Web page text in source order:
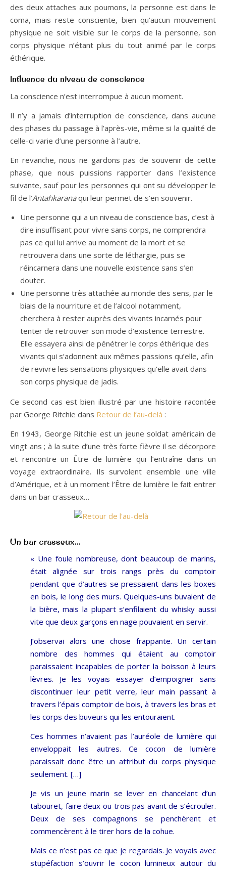
des deux attaches aux poumons, la personne est dans le
coma, mais reste consciente, bien qu’aucun mouvement
physique ne soit visible sur le corps de la personne, son
corps physique n’étant plus du tout animé par le corps
éthérique.
Influence du niveau de conscience
La conscience n’est interrompue à aucun moment.
Il n’y a jamais d’interruption de conscience, dans aucune
des phases du passage à l’après-vie, même si la qualité de
celle-ci varie d’une personne à l’autre.
En revanche, nous ne gardons pas de souvenir de cette
phase, que nous puissions rapporter dans l’existence
suivante, sauf pour les personnes qui ont su développer le
fil de l’Antahkaranaqui leur permet de s’en souvenir.
Une personne qui a un niveau de conscience bas, c’est à
dire insuffisant pour vivre sans corps, ne comprendra
pas ce qui lui arrive au moment de la mort et se
retrouvera dans une sorte de léthargie, puis se
réincarnera dans une nouvelle existence sans s’en
douter.
Une personne très attachée au monde des sens, par le
biais de la nourriture et de l’alcool notamment,
cherchera à rester auprès des vivants incarnés pour
tenter de retrouver son mode d’existence terrestre.
Elle essayera ainsi de pénétrer le corps éthérique des
vivants qui s’adonnent aux mêmes passions qu’elle, afin
de revivre les sensations physiques qu’elle avait dans
son corps physique de jadis.
Ce second cas est bien illustré par une histoire racontée
par George Ritchie dans Retour de l’au-delà :
En 1943, George Ritchie est un jeune soldat américain de
vingt ans ; à la suite d’une très forte fièvre il se décorpore
et rencontre un Être de lumière qui l’entraîne dans un
voyage extraordinaire. Ils survolent ensemble une ville
d’Amérique, et à un moment l’Être de lumière le fait entrer
dans un bar crasseux…
Un bar crasseux…
« Une foule nombreuse, dont beaucoup de marins,
était alignée sur trois rangs près du comptoir
pendant que d’autres se pressaient dans les boxes
en bois, le long des murs. Quelques-uns buvaient de
la bière, mais la plupart s’enfilaient du whisky aussi
vite que deux garçons en nage pouvaient en servir.
J’observai alors une chose frappante. Un certain
nombre des hommes qui étaient au comptoir
paraissaient incapables de porter la boisson à leurs
lèvres. Je les voyais essayer d’empoigner sans
discontinuer leur petit verre, leur main passant à
travers l’épais comptoir de bois, à travers les bras et
les corps des buveurs qui les entouraient.
Ces hommes n’avaient pas l’auréole de lumière qui
enveloppait les autres. Ce cocon de lumière
paraissait donc être un attribut du corps physique
seulement. […]
Je vis un jeune marin se lever en chancelant d’un
tabouret, faire deux ou trois pas avant de s’écrouler.
Deux de ses compagnons se penchèrent et
commencèrent à le tirer hors de la cohue.
Mais ce n’est pas ce que je regardais. Je voyais avec
stupéfaction s’ouvrir le cocon lumineux autour du